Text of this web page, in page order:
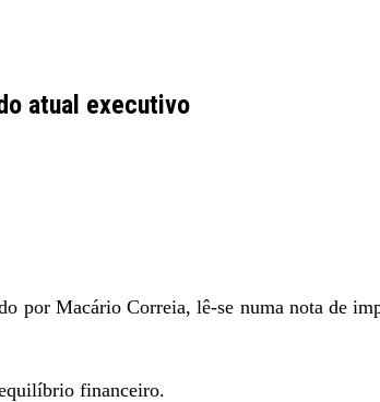
atual executivo
por Macário Correia, lê-se numa nota de
financeiro.